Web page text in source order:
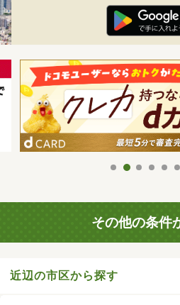
その他の条件
近辺の市区から探す